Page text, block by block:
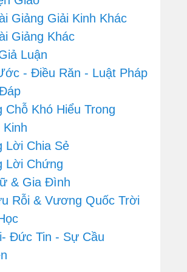
Giảng Giải Kinh Khác
Giảng Khác
Luận
- Điều Răn - Luật Pháp
Chỗ Khó Hiểu Trong
Kinh
Lời Chia Sẻ
Lời Chứng
& Gia Đình
Rỗi & Vương Quốc Trời
Đức Tin - Sự Cầu